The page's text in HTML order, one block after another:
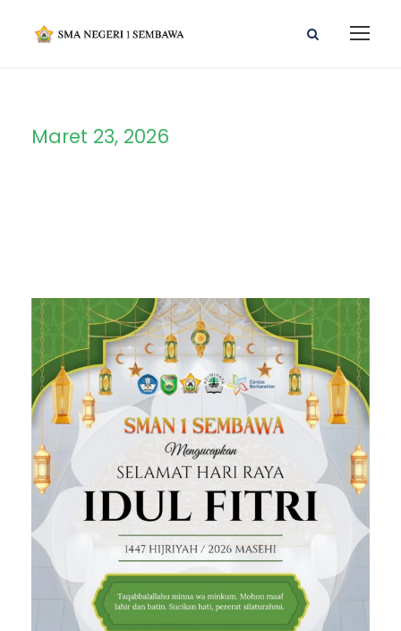
Maret 23, 2026